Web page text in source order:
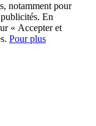
notamment pour
En
« Accepter et
Pour plus